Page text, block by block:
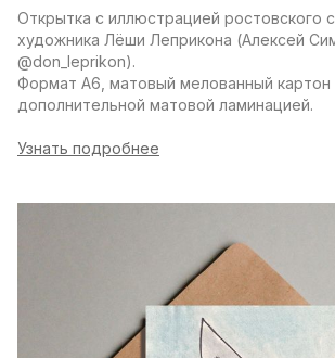
Открытка с иллюстрацией ростовского
художника Лёши Леприкона (Алексей
@don_leprikon).
Формат А6, матовый мелованный картон
дополнительной матовой ламинацией.
Узнать подробнее